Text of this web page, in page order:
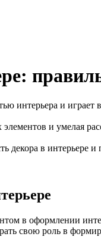
интерьера и
и умелая
декора в интерьере
в оформлении
свою роль в